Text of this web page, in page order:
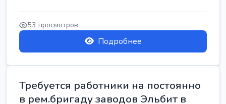
53 просмотров
Подробнее
Требуется работники на постоянно
в рем.бригаду заводов Эльбит в